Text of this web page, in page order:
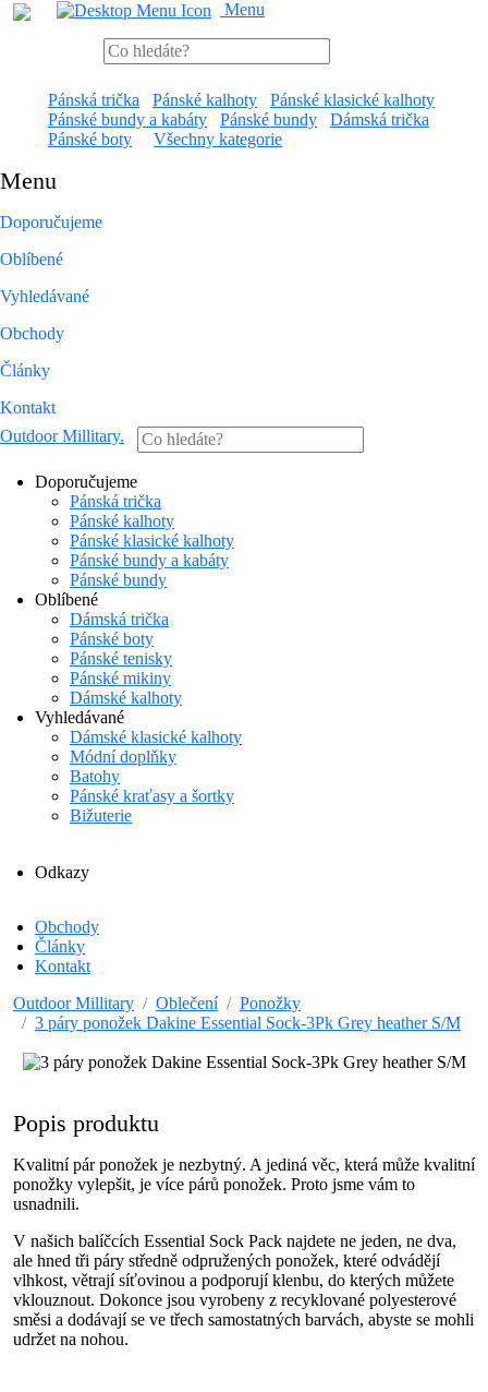
Menu
Pánská trička Pánské kalhoty
Pánské klasické kalhoty
Pánské bundy a kabáty
Pánské bundy
Dámská trička
Pánské boty
Všechny kategorie
Menu
Doporučujeme
Oblíbené
Vyhledávané
Obchody
Články
Kontakt
Outdoor Millitary.
Doporučujeme
Pánská trička
Pánské kalhoty
Pánské klasické kalhoty
Pánské bundy a kabáty
Pánské bundy
Oblíbené
Dámská trička
Pánské boty
Pánské tenisky
Pánské mikiny
Dámské kalhoty
Vyhledávané
Dámské klasické kalhoty
Módní doplňky
Batohy
Pánské kraťasy a šortky
Bižuterie
Odkazy
Obchody
Články
Kontakt
Outdoor Millitary
Oblečení
Ponožky
3 páry ponožek Dakine Essential Sock-3Pk Grey heather S/M
Popis produktu
Kvalitní pár ponožek je nezbytný. A jediná věc, která může kvalitní
ponožky vylepšit, je více párů ponožek. Proto jsme vám to
usnadnili.
V našich balíčcích Essential Sock Pack najdete ne jeden, ne dva,
ale hned tři páry středně odpružených ponožek, které odvádějí
vlhkost, větrají síťovinou a podporují klenbu, do kterých můžete
vklouznout. Dokonce jsou vyrobeny z recyklované polyesterové
směsi a dodávají se ve třech samostatných barvách, abyste se mohli
udržet na nohou.